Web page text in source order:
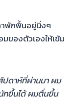
าพักฟื้นอยู่นิ่งๆ
ของตัวเองให้เข้ม
ดาห์ที่ผ่านมา ผม
กขึ้นได้ ผมตื่นขึ้น